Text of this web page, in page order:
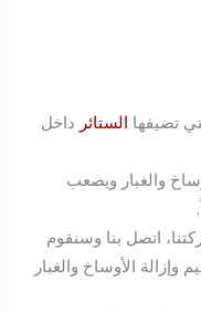
تضيفها الستائر داخل
والغبار ويصعب
اتصل بنا وسنقوم
الأوساخ والغبار